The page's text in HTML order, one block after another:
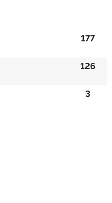
177
126
3